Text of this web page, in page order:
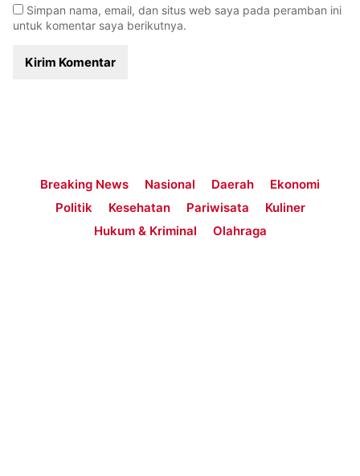
Simpan nama, email, dan situs web saya pada peramban ini
untuk komentar saya berikutnya.
Breaking News Nasional Daerah
Ekonomi
Politik
Kesehatan Pariwisata
Kuliner
Hukum & Kriminal
Olahraga